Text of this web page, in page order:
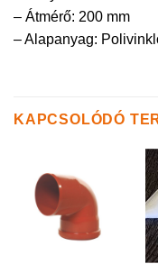
– Átmérő: 200 mm
– Alapanyag:
KAPCSOLÓDÓ